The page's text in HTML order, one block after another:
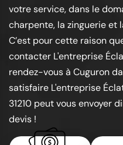
votre service, dans le
charpente, la zinguerie et
C’est pour cette raison
contacter L'entreprise
rendez-vous à Cuguron
satisfaire L'entreprise
31210 peut vous envoyer
devis !